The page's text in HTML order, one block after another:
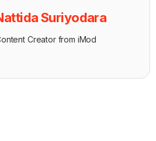
Suriyodara
Creator from iMod